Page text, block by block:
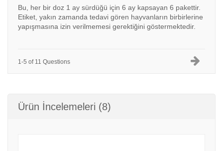
Bu, her bir doz 1 ay sürdüğü için 6 ay kapsayan 6 pakettir.
Etiket, yakın zamanda tedavi gören hayvanların birbirlerine
yapışmasına izin verilmemesi gerektiğini göstermektedir.
1-5 of 11 Questions
Ürün İncelemeleri (8)